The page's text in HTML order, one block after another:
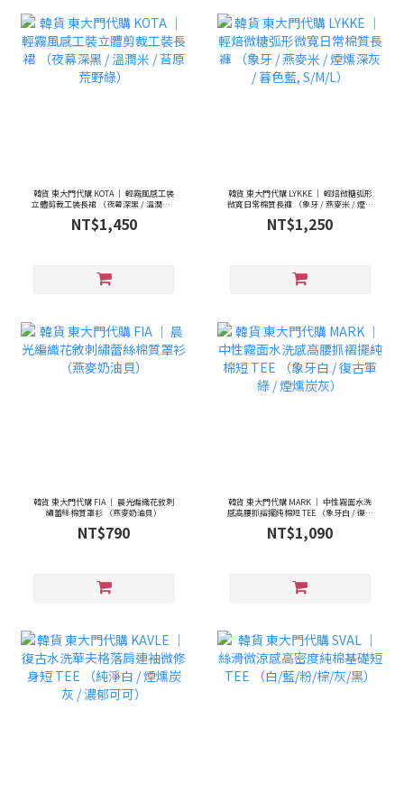
韓貨 東大門代購 KOTA ｜ 輕霧風感工裝
立體剪裁工裝長裙 （夜幕深黑 / 溫潤米 /
苔原荒野綠）
NT$1,450
韓貨 東大門代購 LYKKE ｜ 輕焙微糖弧形
微寬日常棉質長褲 （象牙 / 燕麥米 / 煙燻
深灰 / 暮色藍, S/M/L）
NT$1,250
韓貨 東大門代購 FIA ｜ 晨光編織花敘刺
繡蕾絲棉質罩衫 （燕麥奶油貝）
NT$790
韓貨 東大門代購 MARK ｜ 中性霧面水洗
感高腰抓褶擺純棉短 TEE （象牙白 / 復古
軍綠 / 煙燻炭灰）
NT$1,090